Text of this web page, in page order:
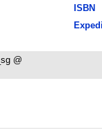
ISBN
@